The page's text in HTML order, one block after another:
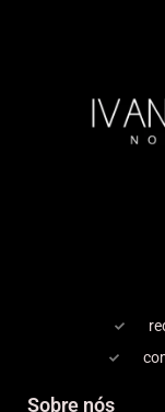
Sobre nós